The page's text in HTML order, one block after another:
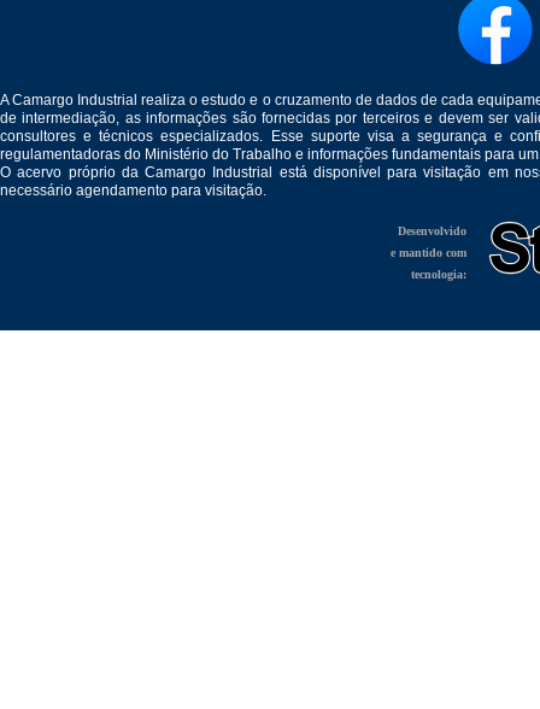
A Camargo Industrial realiza o estudo e o cruzamento de dados de cada
de intermediação, as informações são fornecidas por terceiros e devem ser
consultores e técnicos especializados. Esse suporte visa a segurança e
regulamentadoras do Ministério do Trabalho e informações fundamentais para
O acervo próprio da Camargo Industrial está disponível para visitação em
necessário agendamento para visitação.
Desenvolvido
e mantido com
tecnologia: